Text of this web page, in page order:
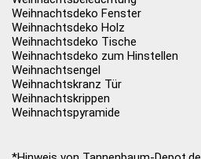
Weihnachtsdeko Fenster
Weihnachtsdeko Holz
Weihnachtsdeko Tische
Weihnachtsdeko zum Hinstellen
Weihnachtsengel
Weihnachtskranz Tür
Weihnachtskrippen
Weihnachtspyramide